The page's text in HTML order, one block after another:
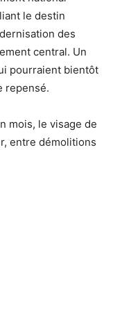
le destin
des
central. Un
pourraient bientôt
repensé.
mois, le visage de
entre démolitions